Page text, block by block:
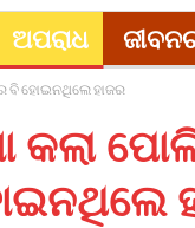
ଅପରାଧ
ବି ହୋଇନଥିଲେ ହାଜର
କଲା